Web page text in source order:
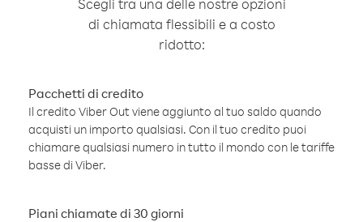
Scegli tra una delle nostre opzioni
di chiamata flessibili e a costo
ridotto:
Pacchetti di credito
Il credito Viber Out viene aggiunto al tuo saldo quando
acquisti un importo qualsiasi. Con il tuo credito puoi
chiamare qualsiasi numero in tutto il mondo con le tariffe
basse di Viber.
Piani chiamate di 30 giorni